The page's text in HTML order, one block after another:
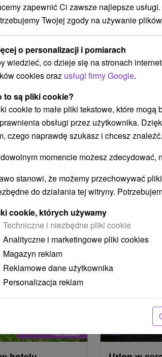
wellness, kolejki linowe i aquaparki
Hotel Grand ★★★★Jasna Od 1 Noce
Ciesz się swoim pobytem i zyskaj karnety narciarskie/
Wysokie Tatry oraz wejścia do aquaparków dla każdej...
Zobacz więcej
Liptovský Mikuláš(2) Demänovská Dolina
NAJTAŃSZE
/noc/osoba
TIP
zapewnić Ci zawsze najlepsze
Twojej zgody na używanie
o personalizacji i pomiarach
wiedzieć, co dzieje się na stronach
cookies oraz usługi firmy Google.
to są pliki cookie?
cookie to małe pliki tekstowe, które
obsługi przez użytkownika.
czego naprawdę szukasz i chcesz znaleźć.
momencie możesz
stanowi, że możemy przechowywać
do działania tej witryny.
cookie, których używamy
Techniczne i niezbędne pliki cookie
Analityczne i marketingowe pliki cookies
Magazyn reklam
Reklamowe dane użytkownika
Personalizacja reklam